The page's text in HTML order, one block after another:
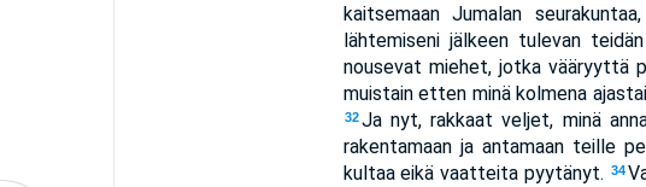
kaitsemaan Jumalan
lähtemiseni jälkeen tulevan
nousevat miehet, jotka vääryyttä
muistain etten minä kolmena
32 Ja nyt, rakkaat veljet, minä
rakentamaan ja antamaan teille
kultaa eikä vaatteita pyytänyt. 34